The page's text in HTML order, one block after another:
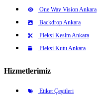
One Way Vision Ankara
Backdrop Ankara
Pleksi Kesim Ankara
Pleksi Kutu Ankara
Hizmetlerimiz
Etiket Çeşitleri